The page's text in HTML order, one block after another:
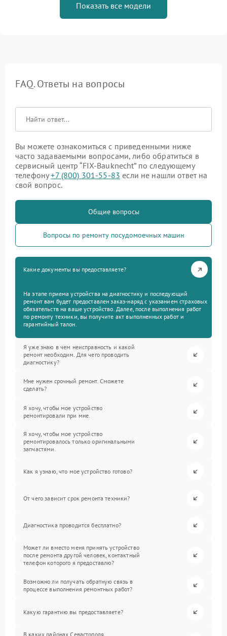
Показать все модели
FAQ. Ответы на вопросы
Вы можете ознакомиться с приведенными ниже
часто задаваемыми вопросами, либо обратиться в
сервисный центр “FIX-Bauknecht” по следующему
телефону+7 (800) 301-55-83 если не нашли ответ на
свой вопрос.
Общие вопросы
Вопросы по ремонту посудомоечных машин
Какие документы вы предоставляете?
На этапе приема устройства на диагностику и последующий
ремонт вам будет предоставлен заказ-наряд с указанием страховых
обязательств на ваше устройство. Далее, после выполнения работ
по ремонту техники, вы получите акт выполненных работ и
гарантийный талон.
Я уже знаю в чем неисправность и какой
ремонт необходим. Для чего проводить
диагностику?
Мне нужен срочный ремонт. Сможете
сделать?
Я хочу, чтобы мое устройство
ремонтировали при мне.
Я хочу, чтобы мое устройство
ремонтировалось только оригинальными
запчастями.
Как я узнаю, что мое устройство готово?
От чего зависит срок ремонта техники?
Диагностика проводится бесплатно?
Может ли вместо меня принять устройство
после ремонта другой человек, контактный
телефон которого я предоставлю?
Возможно ли получать обратную связь в
процессе выполнения ремонтных работ?
Какую гарантию вы предоставляете?
В каких районах Севастополя